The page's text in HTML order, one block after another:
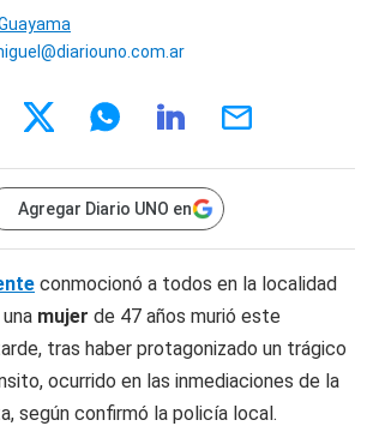
Agregar Diario UNO en
conmocionó a todos en la localidad
mujer de 47 años murió este
tras haber protagonizado un trágico
ocurrido en las inmediaciones de la
según confirmó la policía local.